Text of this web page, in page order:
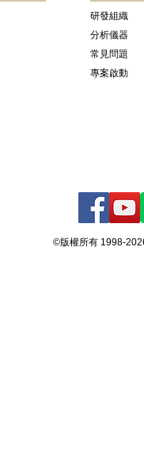
研發組織
分析儀器
常見問題
專案啟動
©版權所有 1998-